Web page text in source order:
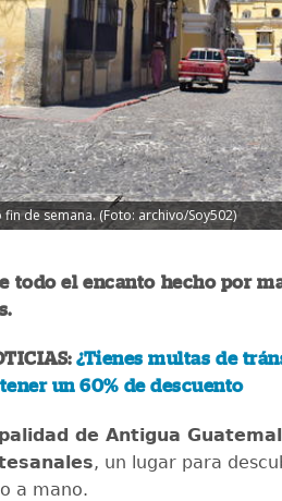
de semana. (Foto: archivo/Soy502)
todo el encanto hecho por
¿Tienes multas de
un 60% de descuento
de Antigua
, un lugar para
a mano.